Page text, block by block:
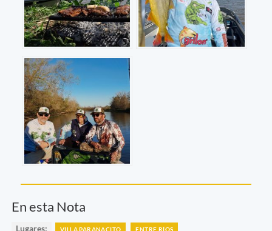
En esta Nota
Lugares: VILLA PARANACITO ENTRE RÍOS